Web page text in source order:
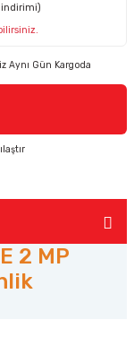
indirimi)
Aynı Gün Kargoda
2 MP